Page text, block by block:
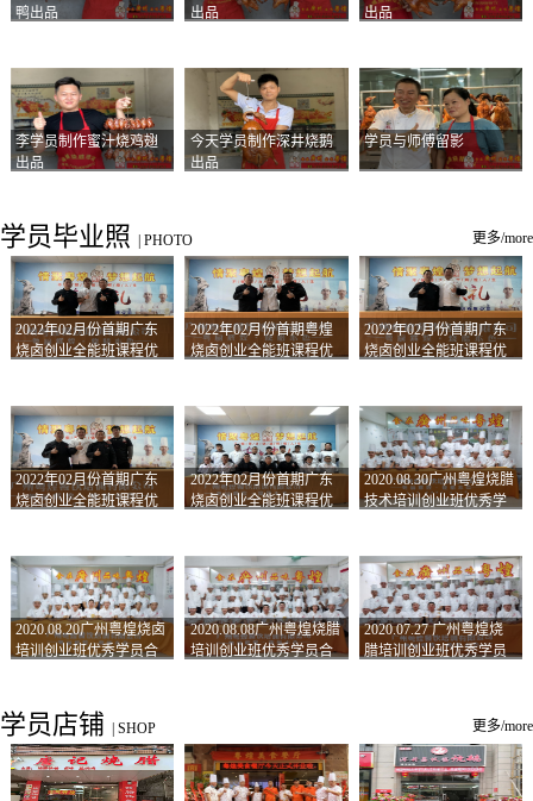
鸭出品
出品
出品
李学员制作蜜汁烧鸡翅
出品
今天学员制作深井烧鹅
出品
学员与师傅留影
学员毕业照 PHOTO 更多/more
2022年02月份首期广东
烧卤创业全能班课程优
2022年02月份首期粤煌
烧卤创业全能班课程优
2022年02月份首期广东
烧卤创业全能班课程优
2022年02月份首期广东
烧卤创业全能班课程优
2022年02月份首期广东
烧卤创业全能班课程优
2020.08.30广州粤煌烧腊
技术培训创业班优秀学
2020.08.20广州粤煌烧卤
培训创业班优秀学员合
2020.08.08广州粤煌烧腊
培训创业班优秀学员合
2020.07.27 广州粤煌烧
腊培训创业班优秀学员
学员店铺 SHOP 更多/more